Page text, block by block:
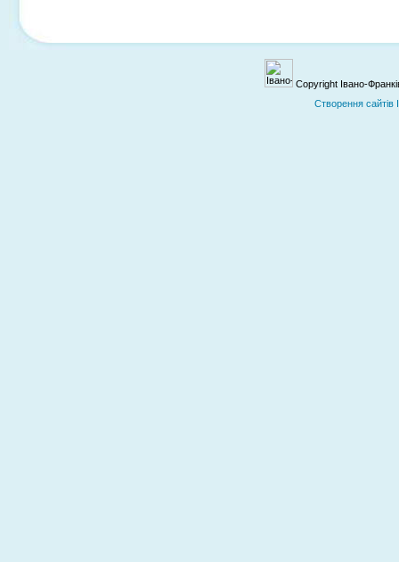
Copyright Івано-
Cтворення сайтів